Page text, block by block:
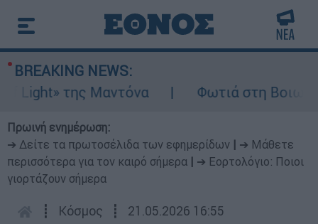
BREAKING NEWS:
της Μαντόνα
Φωτιά στη Βοιωτία:
Πρωινή ενημέρωση:
➔ Δείτε τα πρωτοσέλιδα των εφημερίδων
➔ Μάθετε
περισσότερα για τον καιρό σήμερα
➔ Εορτολόγιο: Ποιοι
γιορτάζουν σήμερα
┋ Κόσμος ┋ 21.05.2026 16:55